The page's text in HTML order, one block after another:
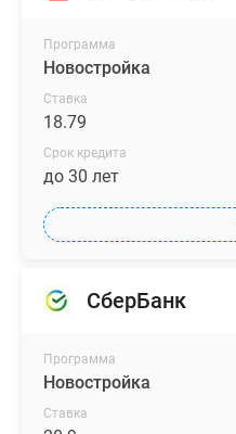
Программа
Новостройка
Ставка
18.79
Срок кредита
до 30 лет
СберБанк
Программа
Новостройка
Ставка